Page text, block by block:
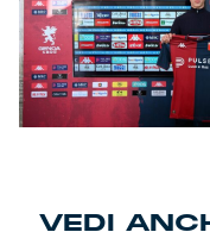
VEDI